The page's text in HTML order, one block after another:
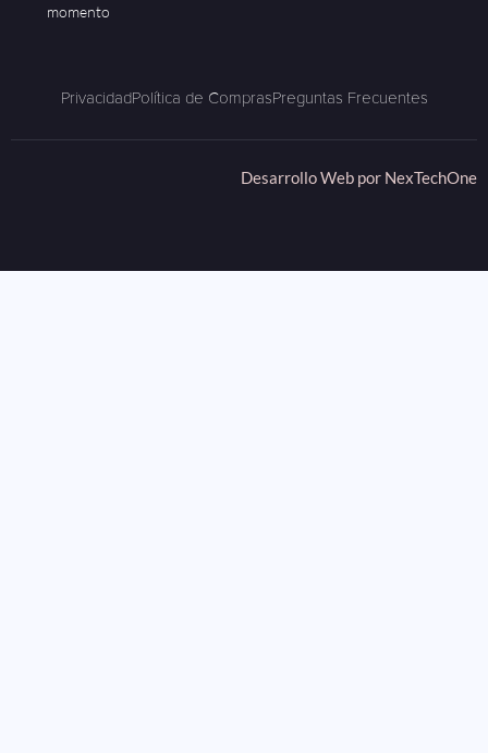
momento
PrivacidadPolítica de ComprasPreguntas Frecuentes
Desarrollo Web por NexTechOne